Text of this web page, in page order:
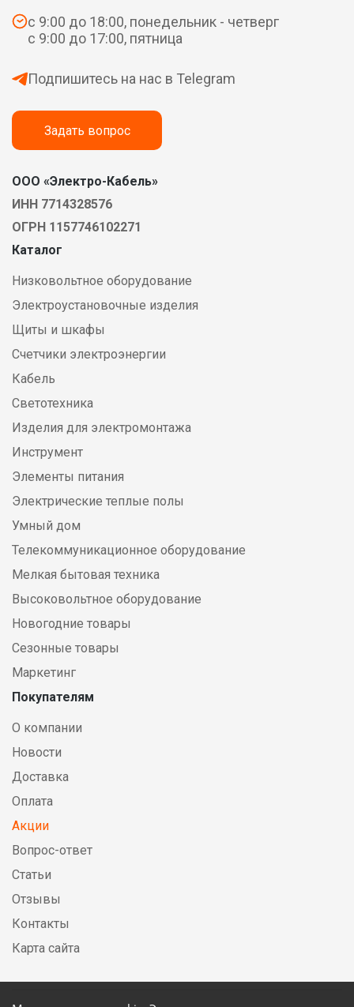
с 9:00 до 18:00, понедельник - четверг
с 9:00 до 17:00, пятница
Подпишитесь на нас в Telegram
Задать вопрос
ООО «Электро-Кабель»
ИНН 7714328576
ОГРН 1157746102271
Каталог
Низковольтное оборудование
Электроустановочные изделия
Щиты и шкафы
Счетчики электроэнергии
Кабель
Светотехника
Изделия для электромонтажа
Инструмент
Элементы питания
Электрические теплые полы
Умный дом
Телекоммуникационное оборудование
Мелкая бытовая техника
Высоковольтное оборудование
Новогодние товары
Сезонные товары
Маркетинг
Покупателям
О компании
Новости
Доставка
Оплата
Акции
Вопрос-ответ
Статьи
Отзывы
Контакты
Карта сайта